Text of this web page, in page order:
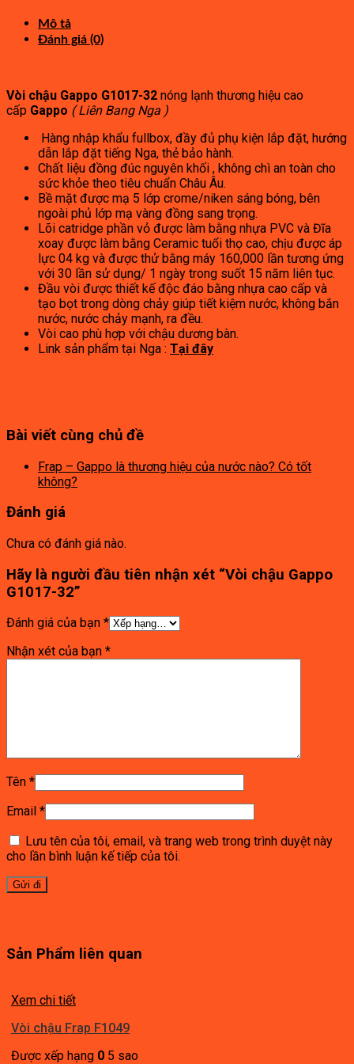
Mô tả
Đánh giá (0)
Vòi chậu Gappo G1017-32 nóng lạnh thương hiệu cao
cấp Gappo ( Liên Bang Nga )
Hàng nhập khẩu fullbox, đầy đủ phụ kiện lắp đặt, hướng
dẫn lắp đặt tiếng Nga, thẻ bảo hành.
Chất liệu đồng đúc nguyên khối , không chì an toàn cho
sức khỏe theo tiêu chuẩn Châu Âu.
Bề mặt được mạ 5 lớp crome/niken sáng bóng, bên
ngoài phủ lớp mạ vàng đồng sang trọng.
Lõi catridge phần vỏ được làm bằng nhựa PVC và Đĩa
xoay được làm bằng Ceramic tuổi thọ cao, chịu được áp
lực 04 kg và được thử bằng máy 160,000 lần tương ứng
với 30 lần sử dụng/ 1 ngày trong suốt 15 năm liên tục.
Đầu vòi được thiết kế độc đáo bằng nhựa cao cấp và
tạo bọt trong dòng chảy giúp tiết kiệm nước, không bắn
nước, nước chảy mạnh, ra đều.
Vòi cao phù hợp với chậu dương bàn.
Link sản phẩm tại Nga : Tại đây
Bài viết cùng chủ đề
Frap – Gappo là thương hiệu của nước nào? Có tốt
không?
Đánh giá
Chưa có đánh giá nào.
Hãy là người đầu tiên nhận xét “Vòi chậu Gappo
G1017-32”
Đánh giá của bạn *
Nhận xét của bạn *
Tên *
Email *
Lưu tên của tôi, email, và trang web trong trình duyệt này
cho lần bình luận kế tiếp của tôi.
Sản Phẩm liên quan
Xem chi tiết
Vòi chậu Frap F1049
Được xếp hạng 05 sao